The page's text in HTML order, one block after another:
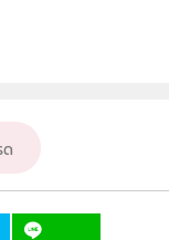
สาขาวิทยาศ
ด